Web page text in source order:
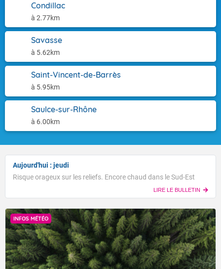
Condillac
à 2.77km
Savasse
à 5.62km
Saint-Vincent-de-Barrès
à 5.95km
Saulce-sur-Rhône
à 6.00km
Aujourd'hui : jeudi
Risque orageux sur les reliefs. Encore chaud dans le Sud-Est
LIRE LE BULLETIN
INFOS MÉTÉO